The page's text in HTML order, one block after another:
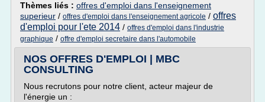
Thèmes liés : offres d'emploi dans l'enseignement
superieur / offres d'emploi dans l'enseignement agricole / offres
d'emploi pour l'ete 2014 / offres d'emploi dans l'industrie
graphique / offre d'emploi secretaire dans l'automobile
NOS OFFRES D'EMPLOI | MBC
CONSULTING
Nous recrutons pour notre client, acteur majeur de
l'énergie un :